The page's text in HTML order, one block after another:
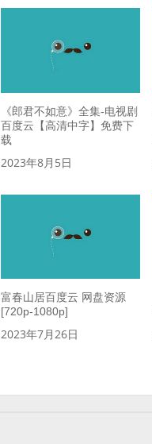
《郎君不如意》全集-电视剧
百度云【高清中字】免费下
载
2023年8月5日
富春山居百度云 网盘资源
[720p-1080p]
2023年7月26日